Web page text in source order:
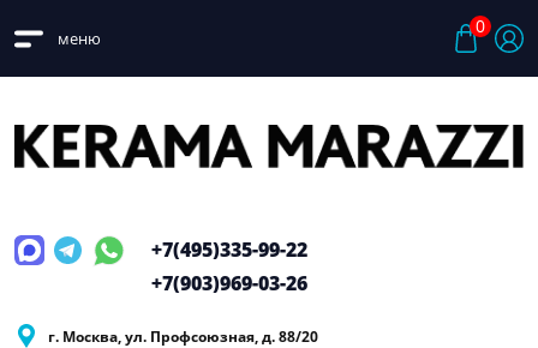
меню
0
г. Москва, ул. Профсоюзная, д. 88/20
+7(495)335-99-22
+7(903)969-03-26